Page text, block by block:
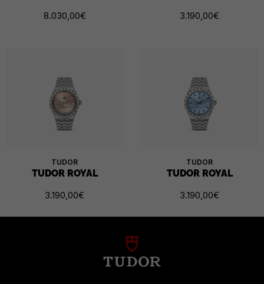
8.030,00€ 3.190,00€
TUDOR
TUDOR ROYAL
3.190,00€
TUDOR
TUDOR ROYAL
3.190,00€